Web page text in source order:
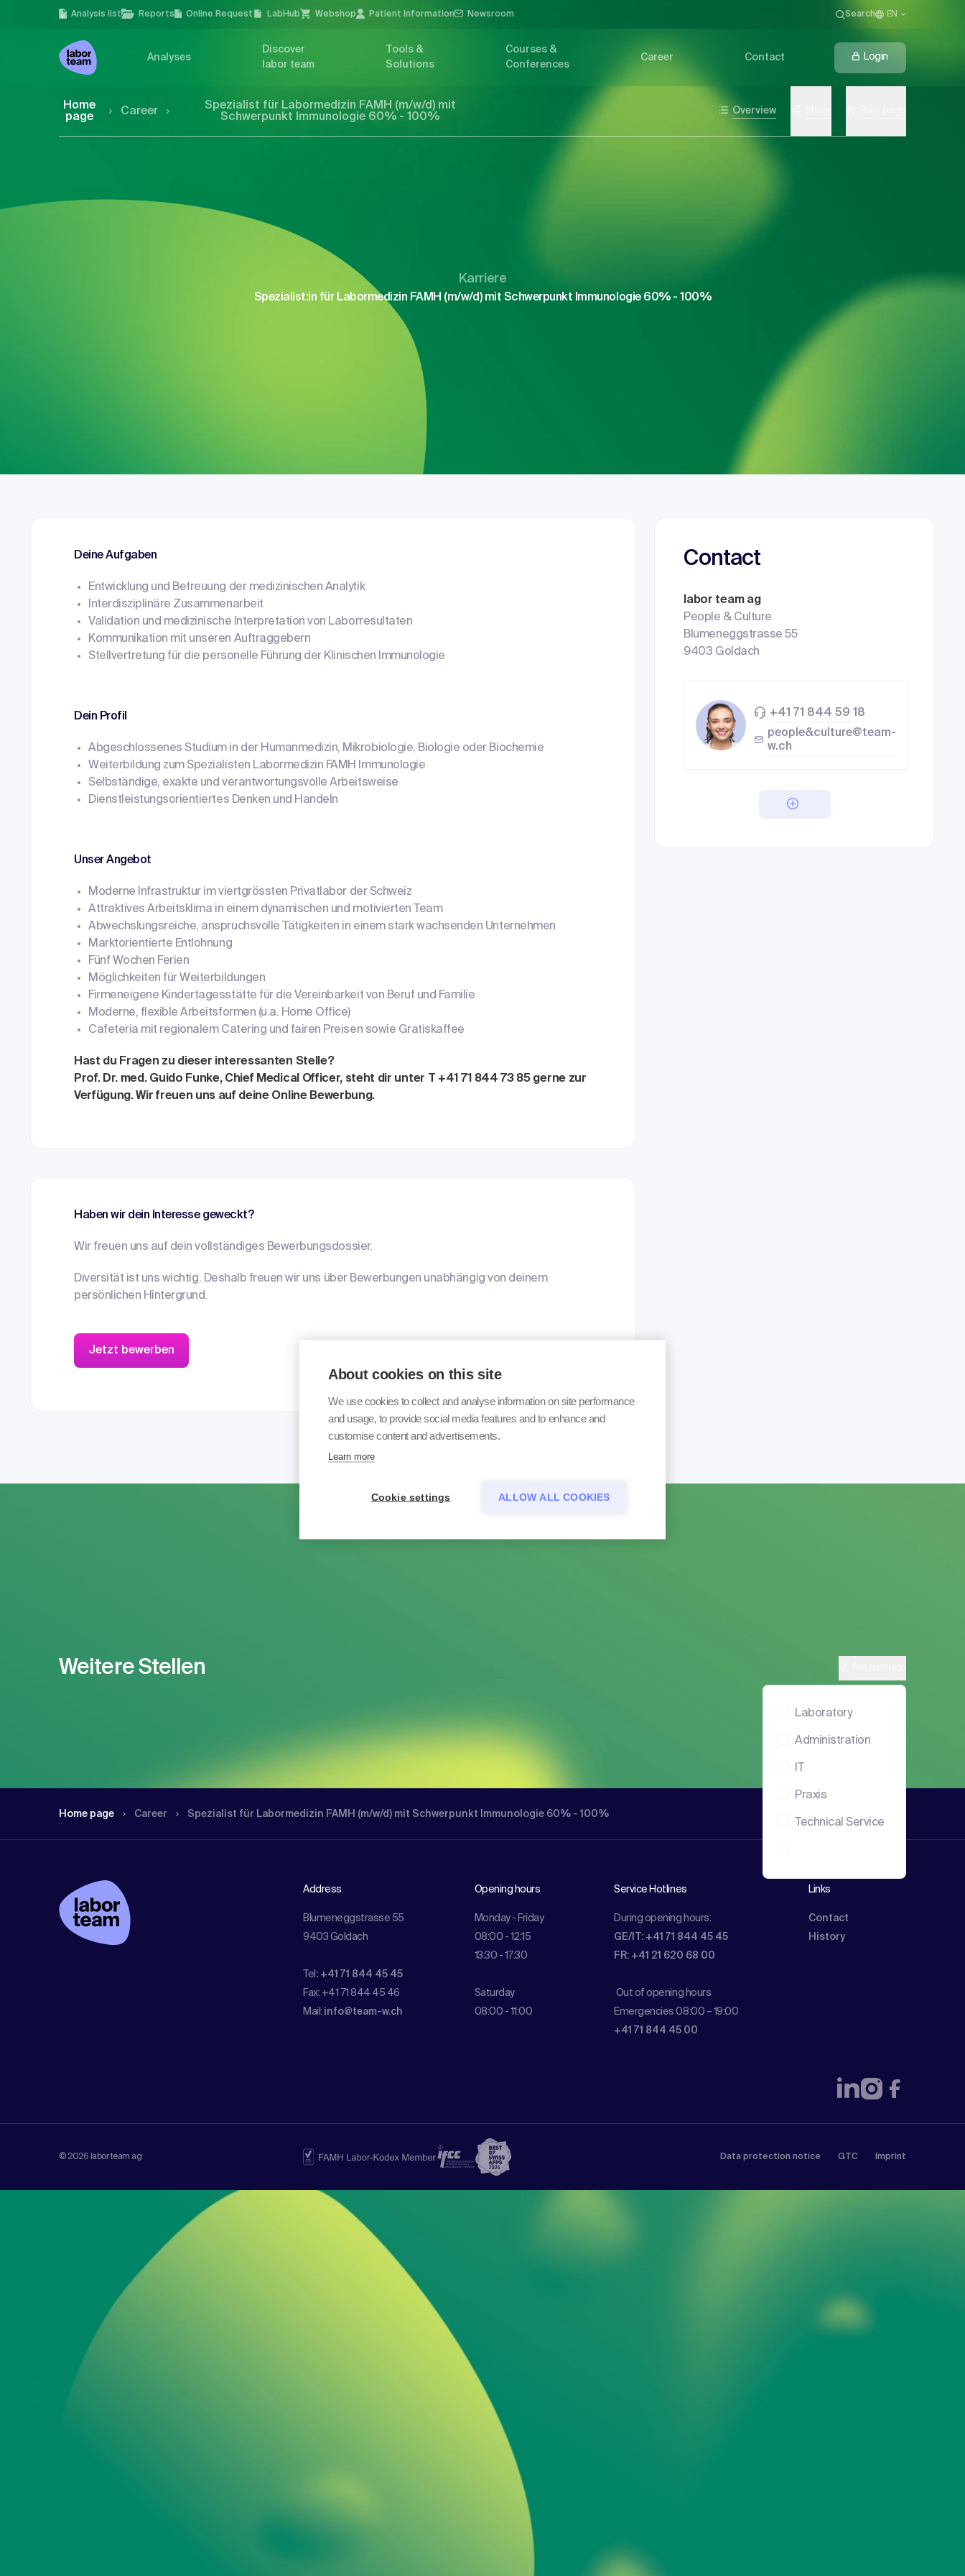
Analysis list Reports Online Request LabHub Webshop Patient Information Newsroom Search EN
Analyses
Discover
labor team
Tools &
Solutions
Courses &
Conferences
Career Contact Login
Home
page
Career
Spezialist für Labormedizin FAMH (m/w/d) mit
Schwerpunkt Immunologie 60% - 100%
Overview
Karriere
Spezialist:in für Labormedizin FAMH (m/w/d) mit Schwerpunkt Immunologie 60% - 100%
Deine Aufgaben
Entwicklung und Betreuung der medizinischen Analytik
Interdisziplinäre Zusammenarbeit
Validation und medizinische Interpretation von Laborresultaten
Kommunikation mit unseren Auftraggebern
Stellvertretung für die personelle Führung der Klinischen Immunologie
Dein Profil
Abgeschlossenes Studium in der Humanmedizin, Mikrobiologie, Biologie oder Biochemie
Weiterbildung zum Spezialisten Labormedizin FAMH Immunologie
Selbständige, exakte und verantwortungsvolle Arbeitsweise
Dienstleistungsorientiertes Denken und Handeln
Unser Angebot
Moderne Infrastruktur im viertgrössten Privatlabor der Schweiz
Attraktives Arbeitsklima in einem dynamischen und motivierten Team
Abwechslungsreiche, anspruchsvolle Tätigkeiten in einem stark wachsenden Unternehmen
Marktorientierte Entlohnung
Fünf Wochen Ferien
Möglichkeiten für Weiterbildungen
Firmeneigene Kindertagesstätte für die Vereinbarkeit von Beruf und Familie
Moderne, flexible Arbeitsformen (u.a. Home Office)
Cafeteria mit regionalem Catering und fairen Preisen sowie Gratiskaffee
Hast du Fragen zu dieser interessanten Stelle?
Prof. Dr. med. Guido Funke, Chief Medical Officer, steht dir unter T +41 71 844 73 85 gerne zur
Verfügung. Wir freuen uns auf deine Online Bewerbung.
Haben wir dein Interesse geweckt?
Wir freuen uns auf dein vollständiges Bewerbungsdossier.
Diversität ist uns wichtig. Deshalb freuen wir uns über Bewerbungen unabhängig von deinem
persönlichen Hintergrund.
Jetzt bewerben
Contact
labor team ag
People & Culture
Blumeneggstrasse 55
9403 Goldach
+41 71 844 59 18
people&culture@team-
w.ch
Weitere Stellen
Laboratory
Administration
Praxis
Technical Service
Home page Career Spezialist für Labormedizin FAMH (m/w/d) mit Schwerpunkt Immunologie 60% - 100%
Address
Blumeneggstrasse 55
9403 Goldach
Tel : +41 71 844 45 45
Fax: +41 71 844 45 46
Mail: info@team-w.ch
Opening hours
Monday - Friday
08:00 - 12:15
13:30 - 17:30
Saturday
08:00 - 11:00
Service Hotlines
During opening hours:
GE/IT: +41 71 844 45 45
FR: +41 21 620 68 00
Out of opening hours
Emergencies 08:00 – 19:00
+41 71 844 45 00
Links
Contact
History
© 2026 labor team ag Data protection notice GTC Imprint
About cookies on this site
We use cookies to collect and analyse information on site performance
and usage, to provide social media features and to enhance and
customise content and advertisements.
Learn more
Cookie settings ALLOW ALL COOKIES